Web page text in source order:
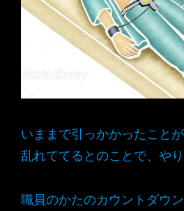
いままで引っかかったこと
乱れててるとのことで、やり
職員のかたのカウントダウ